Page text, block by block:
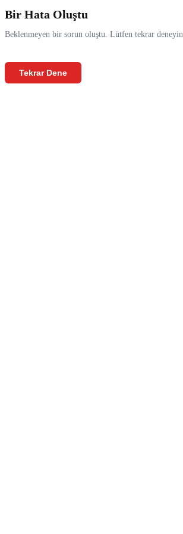
Bir Hata Oluştu
Beklenmeyen bir sorun oluştu. Lütfen tekrar deneyin.
Tekrar Dene